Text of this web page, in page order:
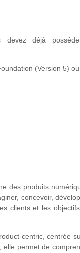
devez déjà
(Version 5) ou
des produits
concevoir,
clients et les
centric, centrée
elle permet de